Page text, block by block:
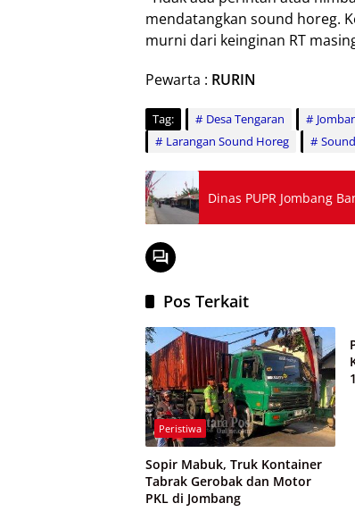
mendatangkan sound horeg.
murni dari keinginan RT
Pewarta : RURIN
Tag: Desa Tengaran
Larangan Sound Horeg
Dinas PUPR Jombang
Pos Terkait
Peristiwa
Sopir Mabuk, Truk Kontainer
Tabrak Gerobak dan Motor
PKL di Jombang
Peristiwa